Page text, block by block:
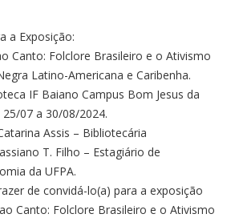
a Exposição:
Canto: Folclore Brasileiro e o Ativismo
Latino-Americana e Caribenha.
IF Baiano Campus Bom Jesus da
25/07 a 30/08/2024.
Assis – Bibliotecária
T. Filho – Estagiário de
da UFPA.
de convidá-lo(a) para a exposição
Canto: Folclore Brasileiro e o Ativismo